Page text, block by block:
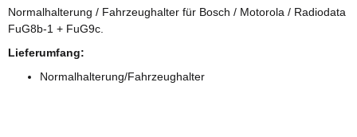
Normalhalterung / Fahrzeughalter für Bosch / Motorola / Radiodata
FuG8b-1 + FuG9c.
Lieferumfang:
Normalhalterung/Fahrzeughalter